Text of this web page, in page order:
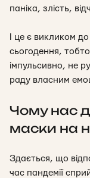
паніка, злість,
І це є викликом
сьогодення,
імпульсивно, не
раду власним
Чому нас
маски на
Здається, що
час пандемії